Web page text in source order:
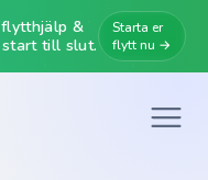
&
till slut.
Starta er
flytt nu →